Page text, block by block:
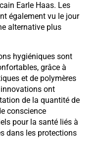
Earle Haas. Les
également vu le jour
alternative plus
hygiéniques sont
grâce à
et de polymères
ont
de la quantité de
conscience
pour la santé liés à
dans les protections